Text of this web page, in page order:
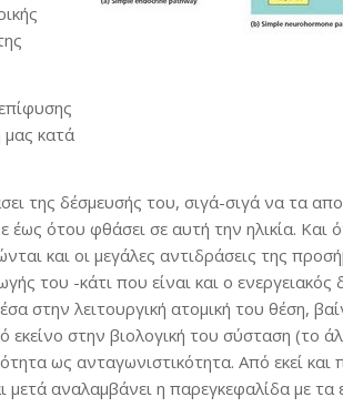
μας κατά
της δέσμευσής του, σιγά-σιγά να τα
έως ότου φθάσει σε αυτή την ηλικία. Και
και οι μεγάλες αντιδράσεις της
του -κάτι που είναι και ο ενεργειακός
στην λειτουργική ατομική του θέση,
στην βιολογική του σύσταση (το
ως ανταγωνιστικότητα. Από εκεί και
αναλαμβάνει η παρεγκεφαλίδα με τα